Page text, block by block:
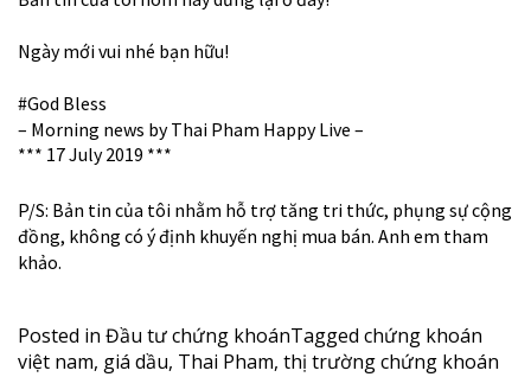
Ngày mới vui nhé bạn hữu!
#God Bless
– Morning news by Thai Pham Happy Live –
*** 17July 2019 ***
P/S: Bản tin của tôi nhằm hỗ trợ tăng tri thức, phụng sự cộng
đồng, không có ý định khuyến nghị mua bán. Anh em tham
khảo.
Posted in Đầu tư chứng khoánTagged chứng khoán
việt nam, giá dầu, Thai Pham, thị trường chứng khoán